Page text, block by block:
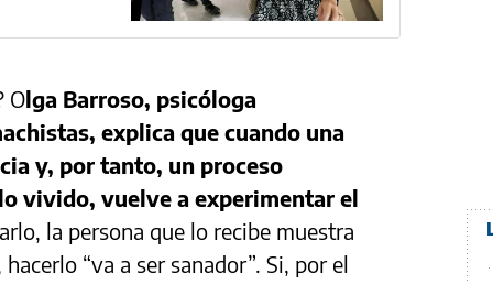
Olga Barroso, psicóloga
explica que cuando una
y, por tanto, un proceso
vivido, vuelve a experimentar el
la persona que lo recibe muestra
“va a ser sanador”. Si, por el